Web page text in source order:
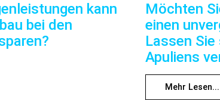
kann
bei den
Möchten
einen
Lassen
Apuliens
Mehr Lesen...